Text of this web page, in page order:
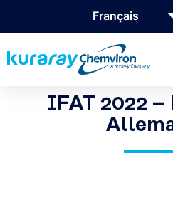
Français
IFAT 2022 –